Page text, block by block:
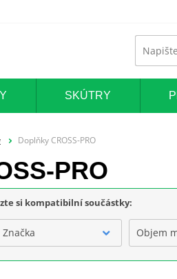
SKÚTRY
Doplňky CROSS-PRO
PRO
si kompatibilní součástky:
Značka Objem